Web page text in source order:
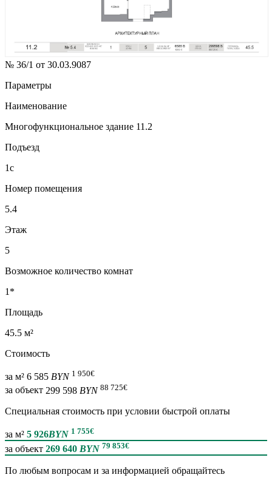
№ 36/1 от 30.03.9087
Параметры
Наименование
Многофункциональное здание 11.2
Подъезд
1с
Номер помещения
5.4
Этаж
5
Возможное количество комнат
1*
Площадь
45.5 м²
Стоимость
за м² 6 585 BYN 1 950€
за объект 299 598 BYN 88 725€
Специальная cтоимость при условии быстрой оплаты
за м² 5 926BYN 1 755€
за объект 269 640 BYN 79 853€
По любым вопросам и за информацией обращайтесь